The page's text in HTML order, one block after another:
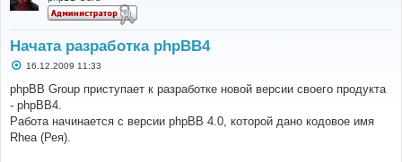
Начата разработка phpBB4
С
о
б
щ
е
н
и
16.12.2009 11:33
phpBB Group приступает к разработке новой версии своего продукта
- phpBB4.
Работа начинается с версии phpBB 4.0, которой дано кодовое имя
Rhea (Рея).